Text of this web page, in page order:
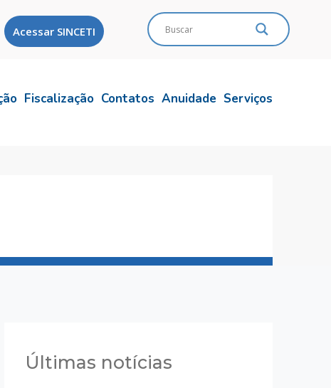
Acessar SINCETI
Fiscalização Contatos Anuidade Serviços
Últimas notícias